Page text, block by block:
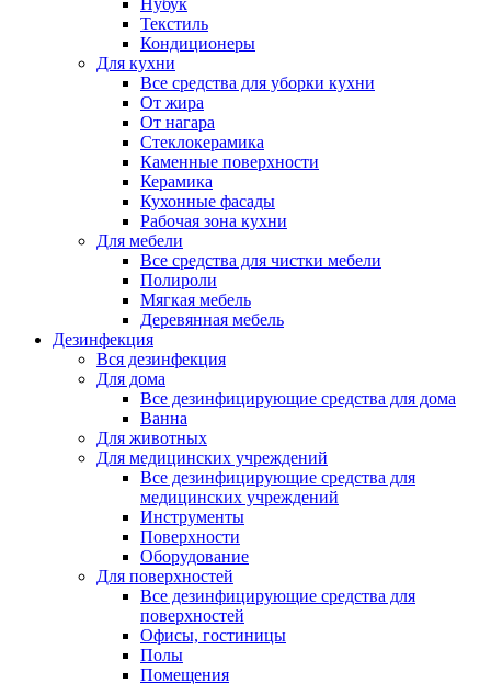
Нубук
Текстиль
Кондиционеры
Для кухни
Все средства для уборки кухни
От жира
От нагара
Стеклокерамика
Каменные поверхности
Керамика
Кухонные фасады
Рабочая зона кухни
Для мебели
Все средства для чистки мебели
Полироли
Мягкая мебель
Деревянная мебель
Дезинфекция
Вся дезинфекция
Для дома
Все дезинфицирующие средства для дома
Ванна
Для животных
Для медицинских учреждений
Все дезинфицирующие средства для
медицинских учреждений
Инструменты
Поверхности
Оборудование
Для поверхностей
Все дезинфицирующие средства для
поверхностей
Офисы, гостиницы
Полы
Помещения